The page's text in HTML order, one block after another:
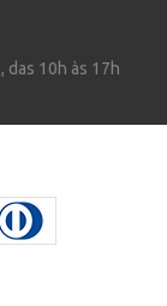
das 10h às 17h